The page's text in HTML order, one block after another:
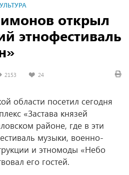
открыл
этнофестиваль
2153 24
области посетил сегодня
«Застава князей
районе, где в эти
музыки, военно-
и этномоды «Небо
его гостей.